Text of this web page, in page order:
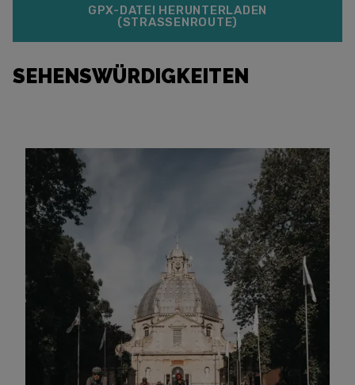
GPX-DATEI HERUNTERLADEN
(STRASSENROUTE)
SEHENSWÜRDIGKEITEN